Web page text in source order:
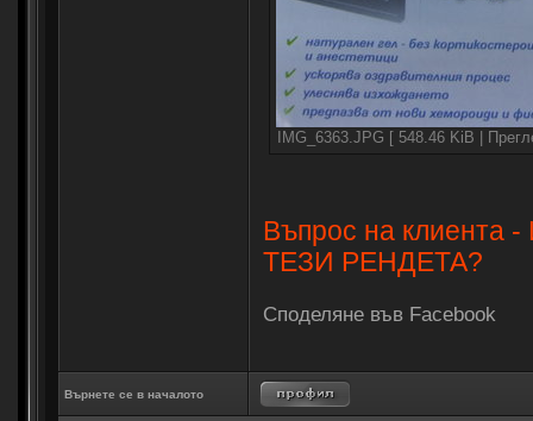
IMG_6363.JPG [ 548.46 KiB |
Въпрос на
ТЕЗИ РЕНДЕТА?
Споделяне във Facebook
Върнете се в началото